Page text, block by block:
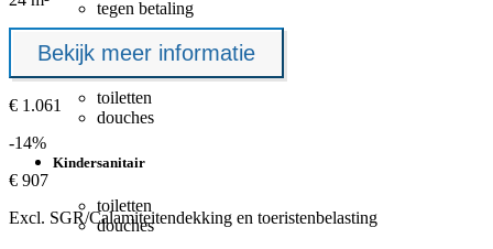
tegen betaling
Faciliteiten voor rolstoelgebruikers
toiletten
douches
Kindersanitair
toiletten
douches
Bekijk meer informatie
€ 1.061
-14%
€ 907
Excl. SGR/Calamiteitendekking en toeristenbelasting